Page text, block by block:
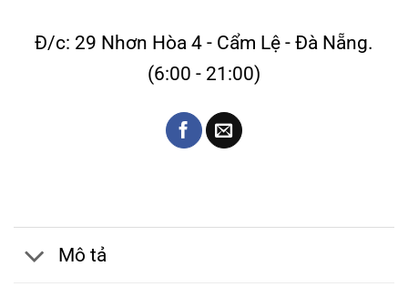
Đ/c: 29 Nhơn Hòa 4 - Cẩm Lệ - Đà Nẵng.
(6:00 - 21:00)
Mô tả